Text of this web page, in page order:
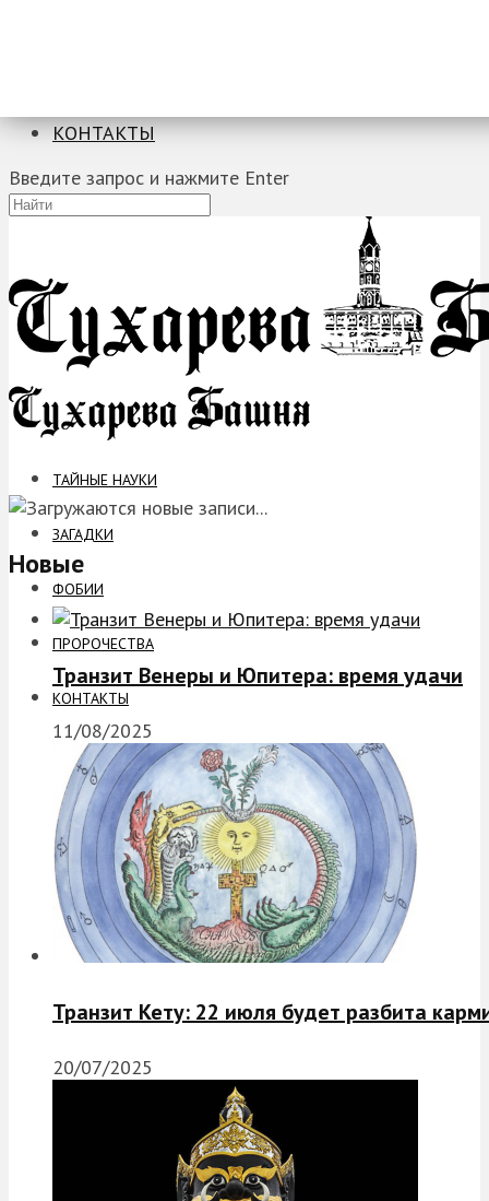
КОНТАКТЫ
Введите запрос и нажмите Enter
ТАЙНЫЕ НАУКИ
ЗАГАДКИ
ФОБИИ
ПРОРОЧЕСТВА
КОНТАКТЫ
Новые
Транзит Венеры и Юпитера: время удачи
11/08/2025
Транзит Кету: 22 июля будет разбита
20/07/2025